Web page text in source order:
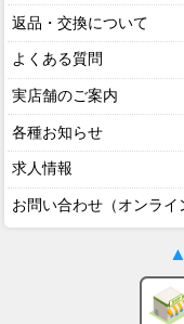
返品・交換について
よくある質問
実店舗のご案内
各種お知らせ
求人情報
お問い合わせ（オンライ